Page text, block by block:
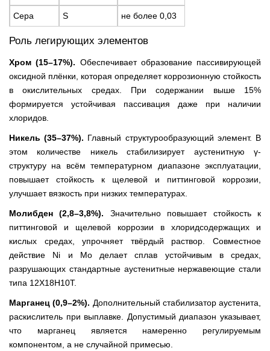
Сера S не более 0,03
Роль легирующих элементов
Хром (15–17%). Обеспечивает образование пассивирующей
оксидной плёнки, которая определяет коррозионную стойкость
в окислительных средах. При содержании выше 15%
формируется устойчивая пассивация даже при наличии
хлоридов.
Никель (35–37%). Главный структурообразующий элемент. В
этом количестве никель стабилизирует аустенитную γ-
структуру на всём температурном диапазоне эксплуатации,
повышает стойкость к щелевой и питтинговой коррозии,
улучшает вязкость при низких температурах.
Молибден (2,8–3,8%). Значительно повышает стойкость к
питтинговой и щелевой коррозии в хлоридсодержащих и
кислых средах, упрочняет твёрдый раствор. Совместное
действие Ni и Mo делает сплав устойчивым в средах,
разрушающих стандартные аустенитные нержавеющие стали
типа 12Х18Н10Т.
Марганец (0,9–2%). Дополнительный стабилизатор аустенита,
раскислитель при выплавке. Допустимый диапазон указывает,
что марганец является намеренно регулируемым
компонентом, а не случайной примесью.